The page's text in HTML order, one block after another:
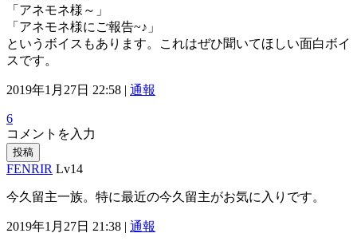
「アネモネ様～」
「アネモネ様にご報告~♪」
というボイスもあります。これはぜひ聞いてほしい面白ボイ
スです。
2019年1月27日 22:58 | 通報
6
コメントを入力
投稿
FENRIR Lv14
今久留主一族。特に最近の今久留主がお気に入りです。
2019年1月27日 21:38 | 通報